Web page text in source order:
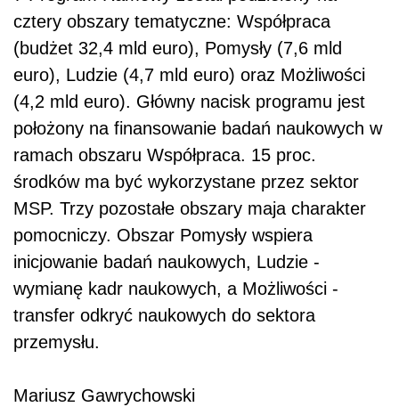
cztery obszary tematyczne: Współpraca
(budżet 32,4 mld euro), Pomysły (7,6 mld
euro), Ludzie (4,7 mld euro) oraz Możliwości
(4,2 mld euro). Główny nacisk programu jest
położony na finansowanie badań naukowych w
ramach obszaru Współpraca. 15 proc.
środków ma być wykorzystane przez sektor
MSP. Trzy pozostałe obszary maja charakter
pomocniczy. Obszar Pomysły wspiera
inicjowanie badań naukowych, Ludzie -
wymianę kadr naukowych, a Możliwości -
transfer odkryć naukowych do sektora
przemysłu.
Mariusz Gawrychowski